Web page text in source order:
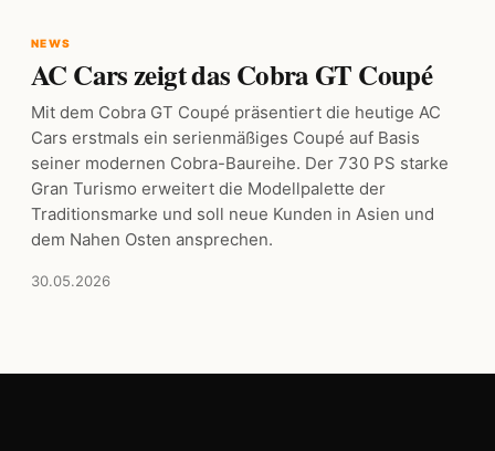
NEWS
AC Cars zeigt das Cobra GT Coupé
Mit dem Cobra GT Coupé präsentiert die heutige AC
Cars erstmals ein serienmäßiges Coupé auf Basis
seiner modernen Cobra-Baureihe. Der 730 PS starke
Gran Turismo erweitert die Modellpalette der
Traditionsmarke und soll neue Kunden in Asien und
dem Nahen Osten ansprechen.
30.05.2026